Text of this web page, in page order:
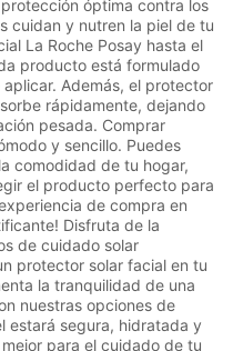
óptima contra los
cuidan y nutren la piel de tu
La Roche Posay hasta el
producto está formulado
Además, el protector
rápidamente, dejando
pesada. Comprar
y sencillo. Puedes
comodidad de tu hogar,
el producto perfecto para
de compra en
Disfruta de la
de cuidado solar
protector solar facial en tu
la tranquilidad de una
nuestras opciones de
estará segura, hidratada y
para el cuidado de tu